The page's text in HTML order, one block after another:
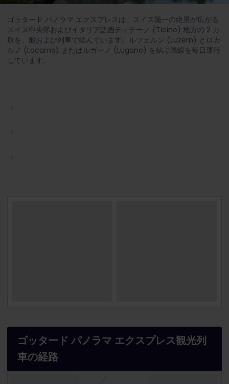
ゴッタード パノラマ エクスプレスは、スイス随一の絶景が広がる
スイス中央部およびイタリア語圏ティチーノ (Ticino) 地方の 2 カ
所を、船および列車で結んでいます。ルツェルン (Luzern) とロカ
ルノ (Locarno) またはルガーノ (Lugano) を結ぶ路線を毎日運行
しています。
ゴッタード パノラマ エクスプレス観光列
車の経路